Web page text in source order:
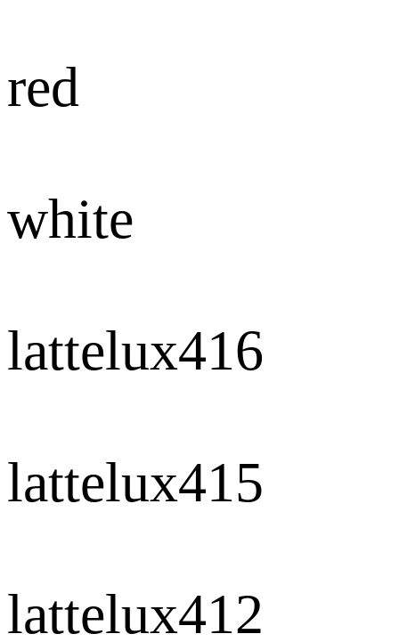
red
white
lattelux416
lattelux415
lattelux412